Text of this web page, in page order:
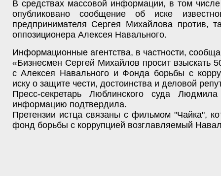
В средствах массовой информации, в том
опубликовано сообщение об иске
предпринимателя Сергея Михайлова против,
оппозиционера Алексея Навального.
Информационные агентства, в частности,
«Бизнесмен Сергей Михайлов просит взыскать
с Алексея Навального и Фонда борьбы с
иску о защите чести, достоинства и деловой
Пресс-секретарь Люблинского суда
информацию подтвердила.
Претензии истца связаны с фильмом "Чайка",
фонд борьбы с коррупцией возглавляемый